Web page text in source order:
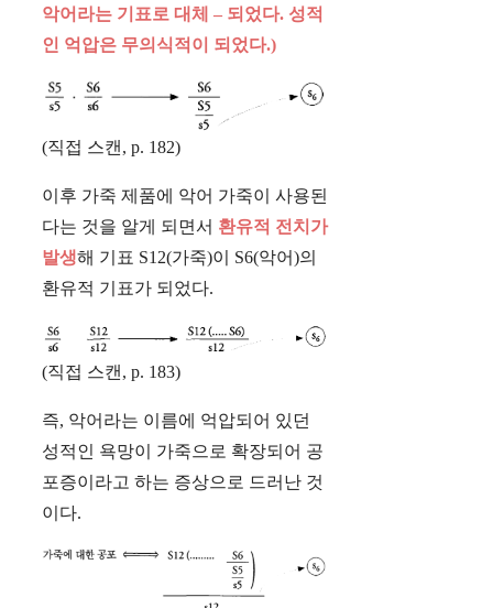
악어라는 기표로 대체 – 되었다. 성적
인 억압은 무의식적이 되었다.)
(직접 스캔, p. 182)
이후 가죽 제품에 악어 가죽이 사용된
다는 것을 알게 되면서 환유적 전치가
발생해 기표 S12(가죽)이 S6(악어)의
환유적 기표가 되었다.
(직접 스캔, p. 183)
즉, 악어라는 이름에 억압되어 있던
성적인 욕망이 가죽으로 확장되어 공
포증이라고 하는 증상으로 드러난 것
이다.